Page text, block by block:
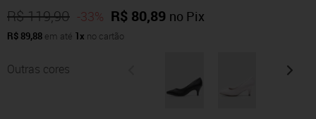
R$ 119,90 -33% R$ 80,89 no Pix
R$ 89,88 em até 1x no cartão
Outras cores